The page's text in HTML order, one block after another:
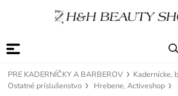
PRE KADERNÍČKY A BARBEROV
Kadernícke,
Ostatné príslušenstvo
Hrebene, Activeshop